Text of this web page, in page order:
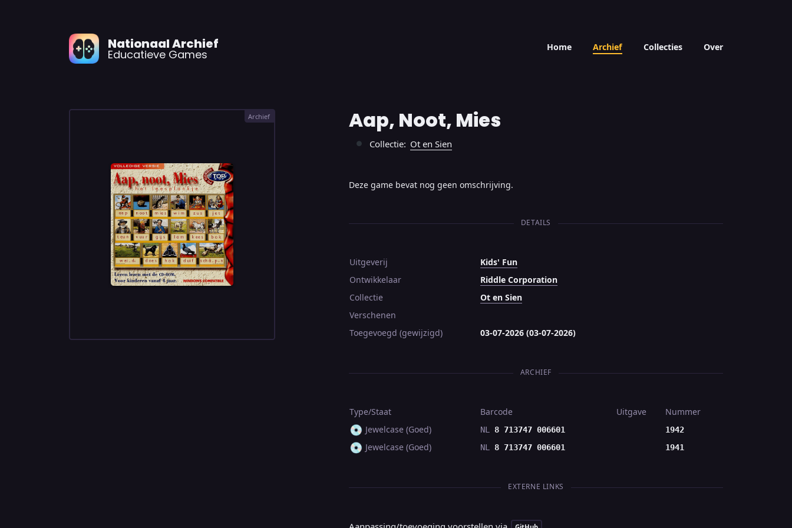
Nationaal Archief
Educatieve Games
Home Archief Collecties Over
Archief Aap, Noot, Mies
● Collectie: Ot en Sien
Deze game bevat nog geen omschrijving.
DETAILS
Uitgeverij
Kids' Fun
Ontwikkelaar
Riddle Corporation
Collectie
Ot en Sien
Verschenen
Toegevoegd (gewijzigd)
03-07-2026 (03-07-2026)
ARCHIEF
Type/Staat Barcode Uitgave Nummer
💿 Jewelcase (Goed) NL 8 713747 006601 1942
💿 Jewelcase (Goed) NL 8 713747 006601 1941
EXTERNE LINKS